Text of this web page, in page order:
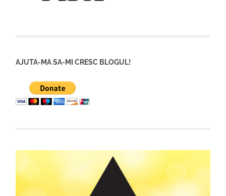
AJUTA-MA SA-MI CRESC BLOGUL!